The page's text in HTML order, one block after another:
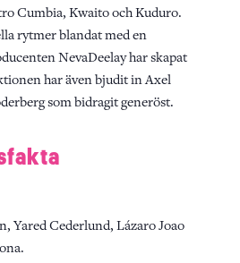
Cumbia, Kwaito och Kuduro.
rytmer blandat med en
NevaDeelay har skapat
har även bjudit in Axel
som bidragit generöst.
Yared Cederlund, Lázaro Joao